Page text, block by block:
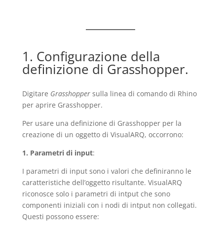
1. Configurazione della
definizione di Grasshopper.
Digitare Grasshoppersulla linea di comando di Rhino
per aprire Grasshopper.
Per usare una definizione di Grasshopper per la
creazione di un oggetto di VisualARQ, occorrono:
1. Parametri di input:
I parametri di input sono i valori che definiranno le
caratteristiche dell’oggetto risultante. VisualARQ
riconosce solo i parametri di intput che sono
componenti iniziali con i nodi di intput non collegati.
Questi possono essere: